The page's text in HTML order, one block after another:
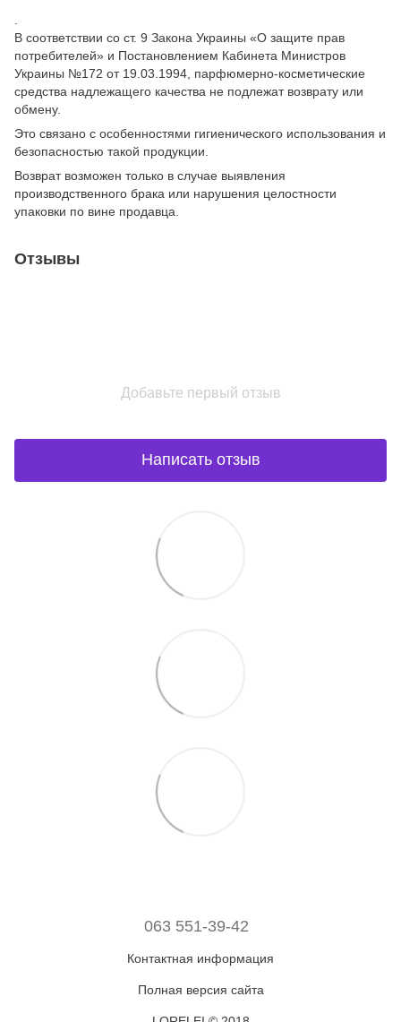
В соответствии со ст. 9 Закона Украины «О защите прав
потребителей» и Постановлением Кабинета Министров
Украины №172 от 19.03.1994, парфюмерно-косметические
средства надлежащего качества не подлежат возврату или
обмену.
Это связано с особенностями гигиенического использования и
безопасностью такой продукции.
Возврат возможен только в случае выявления
производственного брака или нарушения целостности
упаковки по вине продавца.
Отзывы
Добавьте первый отзыв
Написать отзыв
063 551-39-42
Контактная информация
Полная версия сайта